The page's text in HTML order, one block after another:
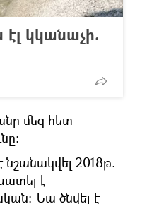
կկանաչի.
մեզ հետ
2018թ.–
է
Նա ծնվել է